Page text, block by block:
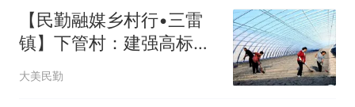
【民勤融媒乡村行•三雷
镇】下管村：建强高标准
日光温室 跑出产业富民
大美民勤